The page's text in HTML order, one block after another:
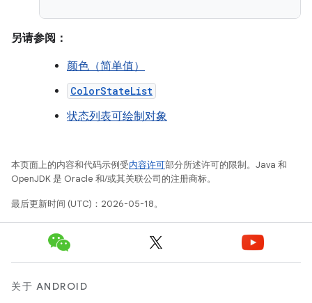
另请参阅：
颜色（简单值）
ColorStateList
状态列表可绘制对象
本页面上的内容和代码示例受内容许可部分所述许可的限制。Java 和
OpenJDK 是 Oracle 和/或其关联公司的注册商标。
最后更新时间 (UTC)：2026-05-18。
关于 ANDROID